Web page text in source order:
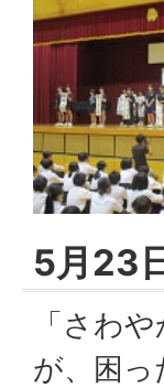
5月23
「さわ
が、困